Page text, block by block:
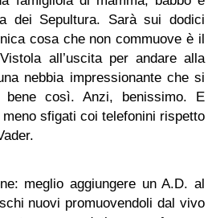
dei Sepultura. Sarà sui dodici
cosa che non commuove è il
all’uscita per andare alla
nebbia impressionante che si
così. Anzi, benissimo. E
meno sfigati coi telefonini rispetto
meglio aggiungere un A.D. al
nuovi promuovendoli dal vivo